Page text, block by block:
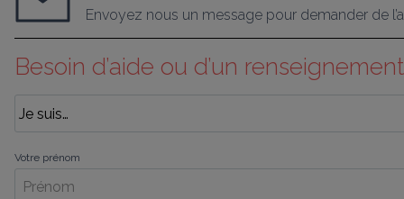
Envoyez nous un message pour demander de
Besoin d’aide ou d’un
Votre prénom